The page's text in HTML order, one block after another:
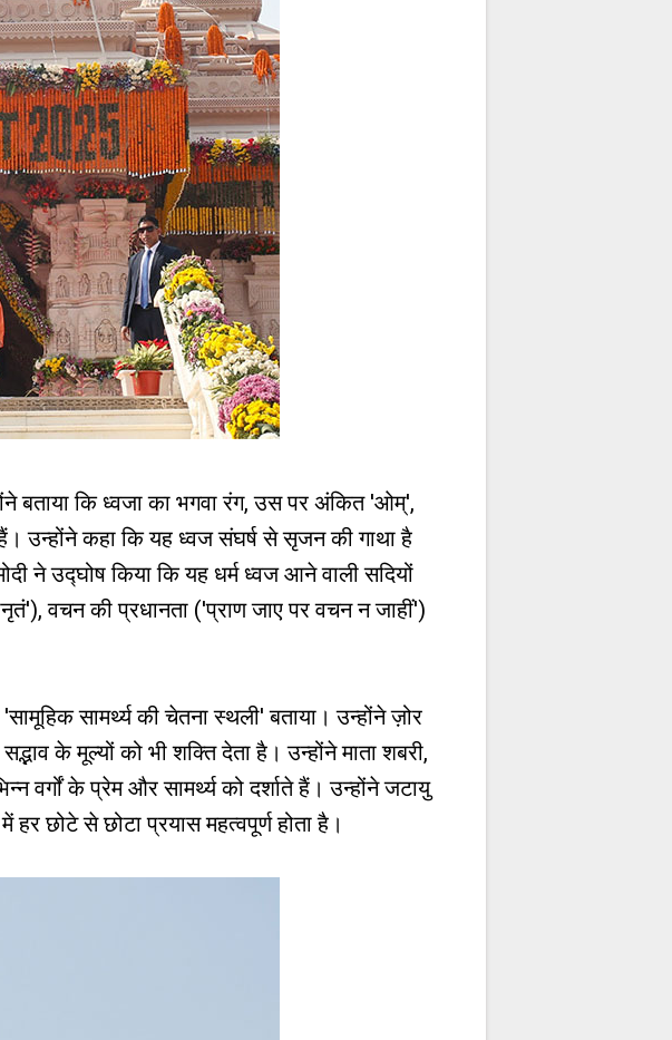
बताया कि ध्वजा का भगवा रंग, उस पर अंकित 'ओम्',
हैं। उन्होंने कहा कि यह ध्वज संघर्ष से सृजन की गाथा है
ने उद्घोष किया कि यह धर्म ध्वज आने वाली सदियों
वचन की प्रधानता ('प्राण जाए पर वचन न जाहीं')
सामर्थ्य की चेतना स्थली' बताया। उन्होंने ज़ोर
के मूल्यों को भी शक्ति देता है। उन्होंने माता शबरी,
वर्गों के प्रेम और सामर्थ्य को दर्शाते हैं। उन्होंने जटायु
छोटे से छोटा प्रयास महत्वपूर्ण होता है।